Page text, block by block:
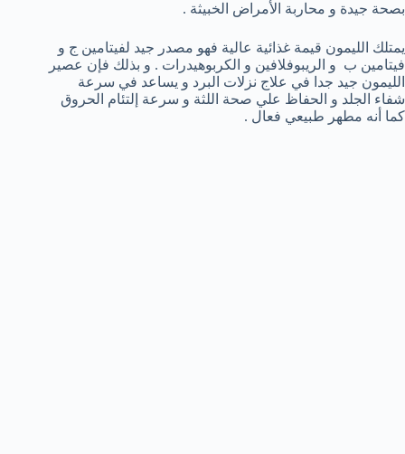
بصحة جيدة و محاربة الأمراض الخبيثة .
يمتلك الليمون قيمة غذائية عالية فهو مصدر جيد لفيتامين ج و
فيتامين ب و الريبوفلافين و الكربوهيدرات . و بذلك فإن عصير
الليمون جيد جدا في علاج نزلات البرد و يساعد في سرعة
شفاء الجلد و الحفاظ علي صحة اللثة و سرعة إلتئام الحروق
كما أنه مطهر طبيعي فعال .